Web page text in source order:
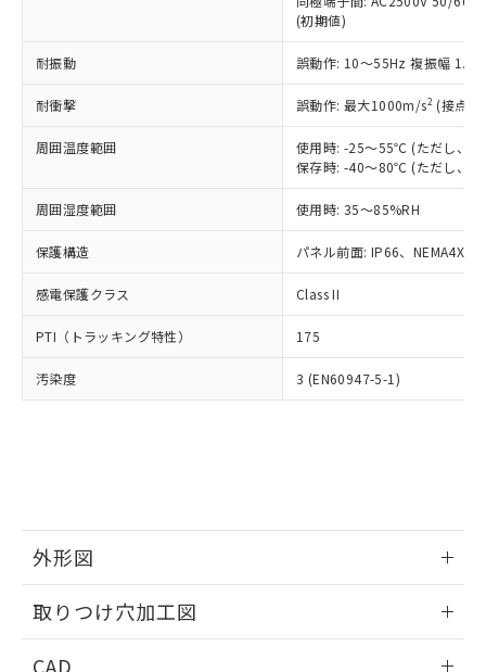
(初期値)
耐振動 誤動作: 10～55Hz 複振幅
耐衝撃 誤動作: 最大1000m/s2 (接点
周囲温度範囲
使用時: -25～55℃ (ただし、氷
保存時: -40～80℃ (ただし、氷
周囲湿度範囲 使用時: 35～85%RH
保護構造 パネル前面: IP66、NEMA4X,
感電保護クラス Class II
PTI（トラッキング特性） 175
汚染度 3 (EN60947-5-1)
外形図
取りつけ穴加工図
CAD
正式な納期状況および標準価格はお客
様のお取引先、またはお客様担当のオ
ムロン制御機器販売店・当社販売員に
オムロン制御機器販売店や当社販売拠
販売ネットワーク
」をご確認
事前の承諾なく第三者に漏洩または開
示しないようお願いします。
マイパーツ機能（部品リスト作成サー
ビス）をご利用いただくには、I-Web
メンバーズにご登録されている必要が
あります。
お客様が当ウェブサイト上で当社にご
登録された部品リストについて、当社
および当社の共同利用者が、当社の製
(PBDE) 1000ppm以下、フタル酸ビス(2-エチルヘキシ
ル) (DEHP)(別名：DOP) 1000ppm以下、フタル酸ブチ
（DBP） 1000ppm以下、フタル酸ジイソブチル
但し、RoHS指令で産業用監視および制御機器に対する
フタル酸エステル類の４物質については閾値を超える意
図的な使用がないことを確認しています。
※2 対応予定月
部品在庫の切り替え状況などにより、予定
月が前後することがあります。
※3 非含有証明書ダウンロード
※本証明書は発行日時点で非含有を証明す
るもので、過去に遡って非含有を証明する
また、RoHS指令のフタル酸エステル類４
物質の対応では、対応完了までの期間は出
荷製品に未対応品が混在することから備考
ニル類) : 1000ppm、 PBDEs(ポリ臭化ジフェニルエーテ
イソブチル) : 1000ppm、 BBP(フタル酸ブチルベンジ
DEHP(フタル酸ビス(2-エチルヘキシル)) : 1000ppm
「ｅ」：有害物質（10物質）のすべてが基
準値以下であることを示します。
「10」：通常の使用状況下において有害物
質が外部に漏えいし、環境に深刻な影響を
及ぼさない年数を意味します。
い合わせください。
当社は規制貨物を破棄する場合は、完
全に破砕するなど、違法に輸出されな
いよう必要な手段を講じます。
当社は貴社製品を、核兵器、ミサイ
ル、化学兵器、生物兵器またはその他
武器並びにこれらの製造装置等に一切
当社は、貴社製品を第三者に販売する
場合は、上記1、2および3の内容を当
該第三者に通知します。また当社は、
販売先および販売に係わる関係者が違
り引きをいたしません。
一定数以上の在庫あり
一定数には満たないが在庫あり
在庫なし(最新の在庫状況につ
いては、お客様のお取引先、ま
たはお客様担当のオムロン制御
機器販売店・当社販売員にご確
白
受注生産機種、また在庫状況の
情報を公開していない機種